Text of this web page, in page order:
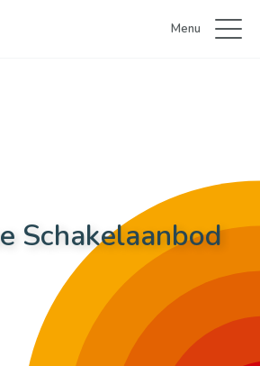
Menu
Schakelaanbod